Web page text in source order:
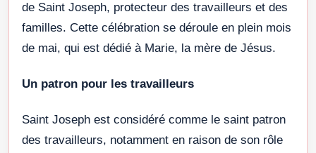
de Saint Joseph, protecteur des travailleurs et des
familles. Cette célébration se déroule en plein mois
de mai, qui est dédié à Marie, la mère de Jésus.
Un patron pour les travailleurs
Saint Joseph est considéré comme le saint patron
des travailleurs, notamment en raison de son rôle